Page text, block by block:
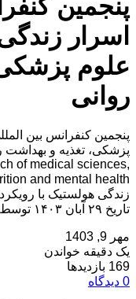
پنجمین
اسرار
علوم
روانی
پنجمین کنفرانس بین
of medical sciences,
زندگی هولستیک با
تاریخ ۲۹ آبان ۱۴۰۳ توسط ،همایش […]
مهر 9, 1403
یک دقیقه خواندن
169 بازدیدها
0 دیدگاه